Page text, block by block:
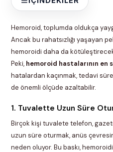
Hemoroid, toplumda oldukça
Ancak bu rahatsızlığı yaşayan
hemoroidi daha da
Peki, hemoroid hastalarının en
hatalardan kaçınmak, tedavi
de önemli ölçüde azaltabilir.
1. Tuvalette Uzun Süre
Birçok kişi tuvalete telefon,
uzun süre oturmak, anüs
neden oluyor. Bu baskı,